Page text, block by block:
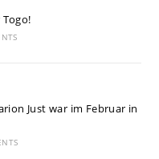
Just war im Februar in